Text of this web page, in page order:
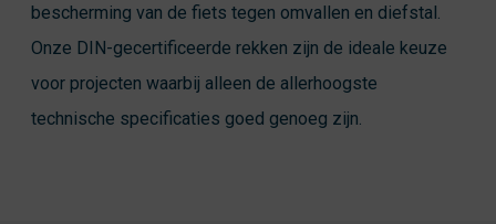
bescherming van de fiets tegen omvallen en diefstal.
Onze DIN-gecertificeerde rekken zijn de ideale keuze
voor projecten waarbij alleen de allerhoogste
technische specificaties goed genoeg zijn.